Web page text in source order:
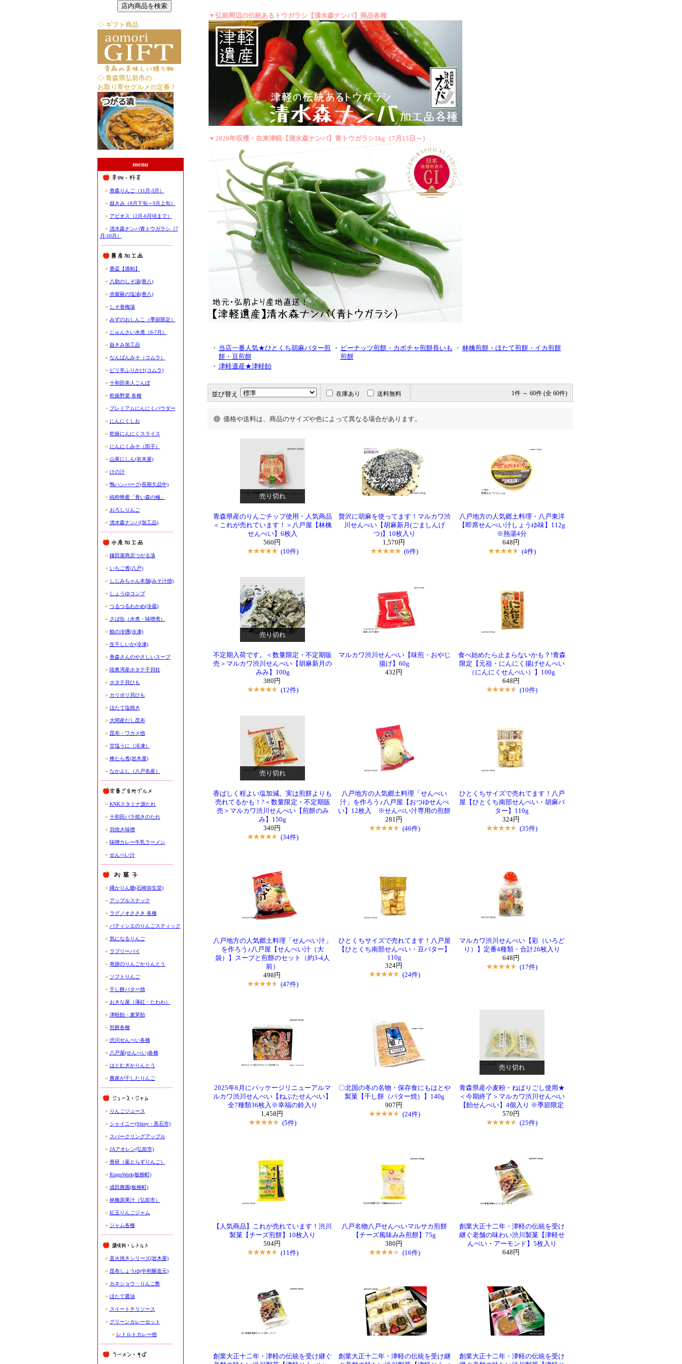
◇ ギフト商品
◇ 青森県弘前市の
お取り寄せグルメの定番！
menu
■ 青森りんご（11月-3月）
■ 嶽きみ（8月下旬～9月上旬）
■ アピオス（2月-6月頃まで）
■ 清水森ナンバ青トウガラシ（7
月-10月）
■ 豊盃【酒粕】
■ 八助のしそ漬(善八)
■ 赤紫蘇の塩漬(善八)
■ しそ巻梅漬
■ みずのおしんこ（季節限定）
■ じゅんさい水煮（6-7月）
■ 嶽きみ加工品
■ なんばんみそ（コムラ）
■ ピリ辛ふりかけ(コムラ)
■ 十和田美人ごんぼ
■ 乾燥野菜 各種
■ プレミアムにんにくパウダー
■ にんにくしお
■ 乾燥にんにくスライス
■ にんにくみそ（田子）
■ 山菜にしん(岩木屋)
■ けの汁
■ 鴨ハンバーグ(長期欠品中)
■ 純粋蜂蜜「青い森の極」
■ おろしりんご
■ 清水森ナンバ(加工品)
■ 鎌田屋商店つがる漬
■ いちご煮(八戸)
■ しじみちゃん本舗(みそ汁他)
■ しょうゆコンブ
■ つるつるわかめ(冷蔵)
■ さば缶（水煮・味噌煮）
■ 鯖の冷燻(冷凍)
■ 生干しいか(冷凍)
■ 青森さんのやさしいスープ
■ 陸奥湾産ホタテ干貝柱
■ ホタテ貝ひも
■ カリポリ貝ひも
■ ほたて塩焼き
■ 大間産だし昆布
■ 昆布・ワカメ他
■ 甘塩うに（冷凍）
■ 棒たら煮(岩木屋)
■ なかよし（八戸名産）
■ KNKスタミナ源たれ
■ 十和田バラ焼きのたれ
■ 貝焼き味噌
■ 味噌カレー牛乳ラーメン
■ せんべい汁
■ 縄かりん糖(石崎弥生堂)
■ アップルスナック
■ ラグノオささき 各種
■ パティシエのりんごスティック
■ 気になるりんご
■ ラブリーパイ
■ 奇跡のりんごかりんとう
■ ソフトりんご
■ 干し餅バター焼
■ おきな屋（薄紅・たわわ）
■ 津軽飴・麦芽飴
■ 煎餅各種
■ 渋川せんべい各種
■ 八戸屋(せんべい)各種
■ はとむぎかりんとう
■ 農家が干したりんご
■ りんごジュース
■ シャイニー(Shiny・黒石市)
■ スパークリングアップル
■ JAアオレン(弘前市)
■ 青研（葉とらずりんご）
■ RingoWork(板柳町)
■ 成田農園(板柳町)
■ 林檎原果汁（弘前市）
■ 紅玉りんごジャム
■ ジャム各種
■ 直火焼きシリーズ(岩木屋)
■ 昆布しょうゆ(中村醸造元)
■ カネショウ・りんご酢
■ ほたて醤油
■ スイートチリソース
■ グリーンカレーセット
■ レトルトカレー他
▼弘前周辺の伝統あるトウガラシ【清水森ナンバ】商品各種
▼2026年収穫・在来津軽【清水森ナンバ】青トウガラシ1kg（7月15日～）
・ 当店一番人気★ひとくち胡麻バター煎
餅・豆煎餅
・
ピーナッツ煎餅・カボチャ煎餅長いも
煎餅
・ 林檎煎餅・ほたて煎餅・イカ煎餅
・ 津軽遺産★津軽飴
並び替え 在庫あり 送料無料 1件 ～ 60件 (全 60件)
価格や送料は、商品のサイズや色によって異なる場合があります。
売り切れ
青森県産のりんごチップ使用・人気商品
＜これが売れています！＞八戸屋【林檎
せんべい】6枚入
560円
(10件)
贅沢に胡麻を使ってます！マルカワ渋
川せんべい【胡麻新月(ごましんげ
つ)】10枚入り
1,570円
(6件)
八戸地方の人気郷土料理・八戸東洋
【即席せんべい汁しょうゆ味】112g
※熱湯4分
648円
(4件)
売り切れ
不定期入荷です。＜数量限定・不定期販
売＞マルカワ渋川せんべい【胡麻新月の
みみ】100g
380円
(12件)
マルカワ渋川せんべい【味煎・おやじ
揚げ】60g
432円
食べ始めたら止まらないかも？!青森
限定【元祖・にんにく揚げせんべい
（にんにくせんべい）】100g
648円
(10件)
売り切れ
香ばしく程よい塩加減。実は煎餅よりも
売れてるかも！?＜数量限定・不定期販
売＞マルカワ渋川せんべい【煎餅のみ
み】150g
340円
(34件)
八戸地方の人気郷土料理「せんべい
汁」を作ろう♪八戸屋【おつゆせんべ
い】12枚入 ※せんべい汁専用の煎餅
281円
(46件)
ひとくちサイズで売れてます！八戸
屋【ひとくち南部せんべい・胡麻バ
ター】110g
324円
(35件)
八戸地方の人気郷土料理「せんべい汁」
を作ろう♪八戸屋【せんべい汁（大
袋）】スープと煎餅のセット（約3-4人
前）
498円
(47件)
ひとくちサイズで売れてます！八戸屋
【ひとくち南部せんべい・豆バター】
110g
324円
(24件)
マルカワ渋川せんべい【彩（いろど
り）】定番4種類・合計26枚入り
648円
(17件)
売り切れ
2025年6月にパッケージリニューアルマ
ルカワ渋川せんべい【ねぶたせんべい】
全7種類36枚入※幸福の鈴入り
1,458円
(5件)
〇北国の冬の名物・保存食にもはとや
製菓【干し餅（バター焼）】140g
907円
(24件)
青森県産小麦粉・ねばりごし使用★
＜今期終了＞マルカワ渋川せんべい
【飴せんべい】4個入り ※季節限定
570円
(25件)
【人気商品】これが売れています！渋川
製菓【チーズ煎餅】10枚入り
594円
(11件)
八戸名物八戸せんべいマルサカ煎餅
【チーズ風味みみ煎餅】75g
380円
(16件)
創業大正十二年・津軽の伝統を受け
継ぐ老舗の味わい渋川製菓【津軽せ
んべい・アーモンド】5枚入り
648円
創業大正十二年・津軽の伝統を受け継ぐ
創業大正十二年・津軽の伝統を受け継
創業大正十二年・津軽の伝統を受け